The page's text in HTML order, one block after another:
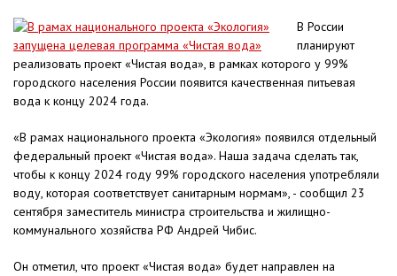
В России
планируют
реализовать проект «Чистая вода», в рамках которого у 99%
городского населения России появится качественная питьевая
вода к концу 2024 года.
«В рамах национального проекта «Экология» появился отдельный
федеральный проект «Чистая вода». Наша задача сделать так,
чтобы к концу 2024 году 99% городского населения употребляли
воду, которая соответствует санитарным нормам», - сообщил 23
сентября заместитель министра строительства и жилищно-
коммунального хозяйства РФ Андрей Чибис.
Он отметил, что проект «Чистая вода» будет направлен на